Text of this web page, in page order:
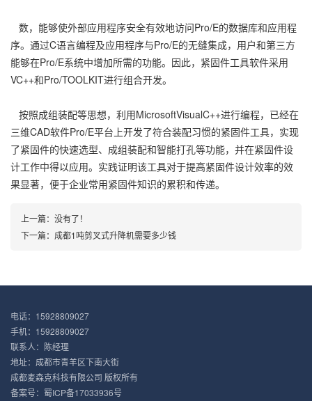
数，能够使外部应用程序安全有效地访问Pro/E的数据库和应用程
序。通过C语言编程及应用程序与Pro/E的无缝集成，用户和第三方
能够在Pro/E系统中增加所需的功能。因此，紧固件工具软件采用
VC++和Pro/TOOLKIT进行组合开发。
按照成组装配等思想，利用MicrosoftVisualC++进行编程，已经在
三维CAD软件Pro/E平台上开发了符合装配习惯的紧固件工具，实现
了紧固件的快速选型、成组装配和智能打孔等功能，并在紧固件设
计工作中得以应用。实践证明该工具对于提高紧固件设计效率的效
果显著，便于企业常用紧固件知识的累积和传递。
上一篇：没有了！
下一篇： 成都1吨剪叉式升降机需要多少钱
电话：15928809027
手机：15928809027
联系人：陈经理
地址：成都市青羊区下南大街
成都麦森克科技有限公司 版权所有
备案号： 蜀ICP备17033936号